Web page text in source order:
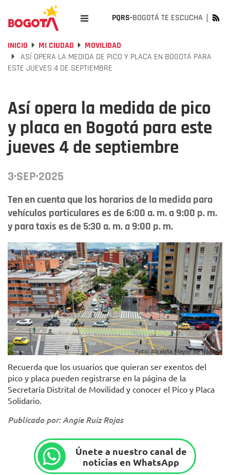
PQRS-BOGOTÁ TE ESCUCHA
INICIO MI CIUDAD
MOVILIDAD
ASÍ OPERA LA MEDIDA DE PICO Y PLACA EN BOGOTÁ PARA
ESTE JUEVES 4 DE SEPTIEMBRE
Así opera la medida de pico
y placa en Bogotá para este
jueves 4 de septiembre
3·SEP·2025
Ten en cuenta que los horarios de la medida para
vehículos particulares es de 6:00 a. m. a 9:00 p. m.
y para taxis es de 5:30 a. m. a 9:00 p. m.
Foto: Alcaldía Mayor de Bogotá
Recuerda que los usuarios que quieran ser exentos del
pico y placa pueden registrarse en la página de la
Secretaría Distrital de Movilidad y conocer el Pico y Placa
Solidario.
Publicado por: Angie Ruíz Rojas
Únete a nuestro canal de
noticias en WhatsApp